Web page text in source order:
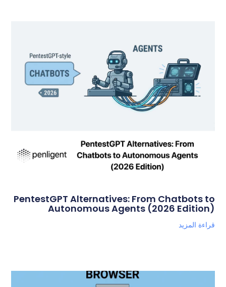
PentestGPT Alternatives: From Chatbots to
Autonomous Agents (2026 Edition)
قراءة المزيد